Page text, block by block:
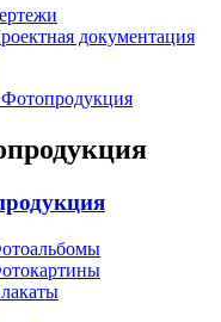
документация
Фотопродукция